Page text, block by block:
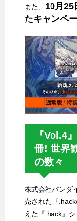
また、 10月25
たキャンペ
『Vol.4
冊! 世界
の数々
株式会社バンダ
売された『
えた『.hack』